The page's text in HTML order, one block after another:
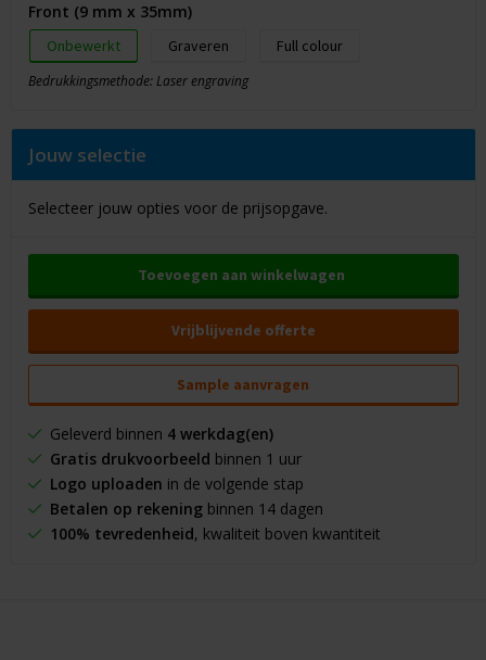
Front (9 mm x 35mm)
Onbewerkt Graveren Full colour
Bedrukkingsmethode: Laser engraving
Jouw selectie
Selecteer jouw opties voor de prijsopgave.
Toevoegen aan winkelwagen
Vrijblijvende offerte
Sample aanvragen
Geleverd binnen 4 werkdag(en)
Gratis drukvoorbeeld binnen 1 uur
Logo uploaden in de volgende stap
Betalen op rekeningbinnen 14 dagen
100% tevredenheid, kwaliteit boven kwantiteit